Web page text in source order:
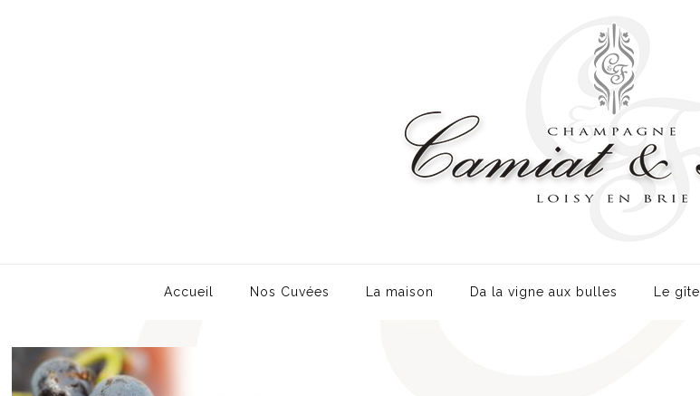
Accueil Nos Cuvées La maison Da la vigne aux bulles Le gîte